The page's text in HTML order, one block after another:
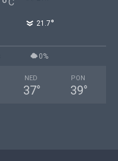
°
21.7°
0%
NED
37°
PON
39°